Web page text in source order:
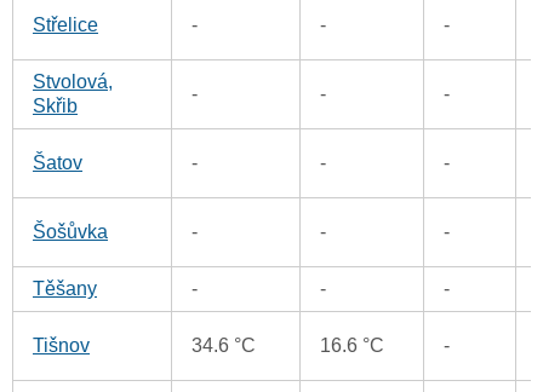
Střelice - - -
Stvolová,
Skřib
- - -
Šatov - - -
Šošůvka - - -
Těšany - - -
Tišnov 34.6 °C 16.6 °C -